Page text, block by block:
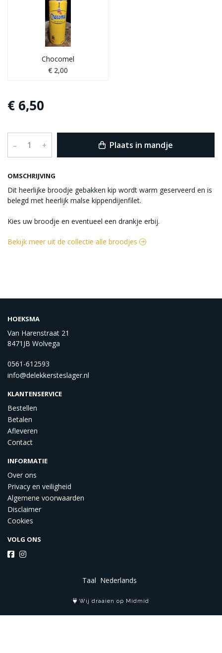
OMSCHRIJVING
Dit heerlijke broodje gebakken kip wordt warm geserveerd en is
belegd met heerlijk malse kippendijenfilet.
Kies uw broodje en eventueel een drankje erbij.
Chocomel
€ 2,00
€ 6,50
– + Plaats in mandje
Bekijk meer uit de collectie alle broodjes
HOEKSMA
Van Harenstraat 21
8471JB Wolvega
0561-612593
info@delekkersteslager.nl
KLANTENSERVICE
Bestellen
Betalen
Afleveren
Contact
INFORMATIE
Over ons
Privacy en veiligheid
Algemene voorwaarden
Disclaimer
Cookies
VOLG ONS
Taal
Wij draaien op Midmid